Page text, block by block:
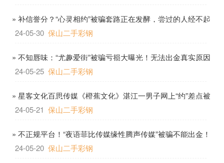
» 补信誉分？“心灵相约”被骗套路正在发酵，尝过的人经不起
24-05-30 保山二手彩钢
» 不知唇味：“尤趣爱街”被骗亏损大曝光！无法出金真实原因
24-05-25 保山二手彩钢
» 星客文化百思传媒《橙蕉文化》湛江一男子网上“约”差点被
24-05-21 保山二手彩钢
» 不正规平台！“夜语菲比传媒缘性腾声传媒”被骗不能出金！
24-05-20 保山二手彩钢